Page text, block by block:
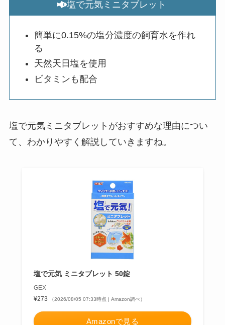
塩で元気ミニタブレット
簡単に0.15%の塩分濃度の飼育水を作れ
る
天然天日塩を使用
ビタミンも配合
塩で元気ミニタブレットがおすすめな理由につい
て、わかりやすく解説していきますね。
塩で元気 ミニタブレット 50錠
GEX
¥273
（2026/08/05 07:33時点 | Amazon調べ）
Amazonで見る